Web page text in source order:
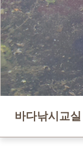
바다낚시교실